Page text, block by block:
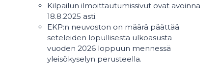
Kilpailun ilmoittautumissivut ovat avoinna
18.8.2025 asti.
EKP:n neuvoston on määrä päättää
seteleiden lopullisesta ulkoasusta
vuoden 2026 loppuun mennessä
yleisökyselyn perusteella.